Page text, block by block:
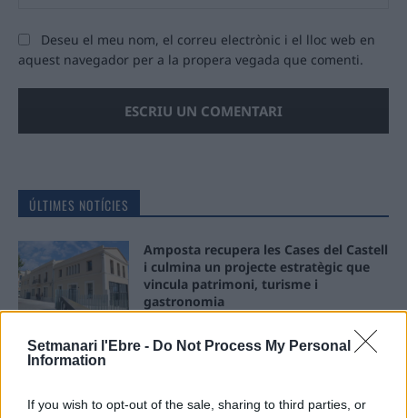
Setmanari l'Ebre - Do Not Process My Personal
Information
If you wish to opt-out of the sale, sharing to third parties, or
Deseu el meu nom, el correu electrònic i el lloc web en
aquest navegador per a la propera vegada que comenti.
ÚLTIMES NOTÍCIES
Amposta recupera les Cases del Castell
i culmina un projecte estratègic que
vincula patrimoni, turisme i
gastronomia
40 peces a concurs